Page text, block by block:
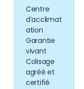
Centre
d’acclimat
ation
Garantie
vivant
Colisage
agréé et
certifié